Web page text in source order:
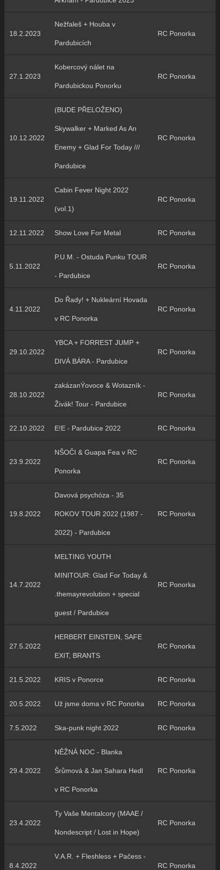
18.2.2023
Nežfaleš + Houba v
Pardubicích
RC Ponorka
27.1.2023
Kobercový nálet na
Pardubickou Ponorku
RC Ponorka
10.12.2022
(BUDE PŘELOŽENO)
Skywalker + Marked As An
Enemy + Glad For Today ///
Pardubice
RC Ponorka
19.11.2022
Cabin Fever Night 2022
(vol.1)
RC Ponorka
12.11.2022 Show Love For Metal RC Ponorka
5.11.2022
P.U.M. - Ostuda Punku TOUR
- Pardubice
RC Ponorka
4.11.2022
Do Řady! + Nukleární Hovada
v RC Ponorka
RC Ponorka
29.10.2022
YBCA + FORREST JUMP +
DIVÁ BÁRA - Pardubice
RC Ponorka
28.10.2022
zakázanÝovoce & Wotazník -
Živák! Tour - Pardubice
RC Ponorka
22.10.2022 E!E - Pardubice 2022 RC Ponorka
23.9.2022
NŠOČI & Guapa Fea v RC
Ponorka
RC Ponorka
19.8.2022
Davová psychóza - 35
ROKOV TOUR 2022 (1987 -
2022) - Pardubice
RC Ponorka
14.7.2022
MELTING YOUTH
MINITOUR: Glad For Today &
.themayrevolution + special
guest / Pardubice
RC Ponorka
27.5.2022
HERBERT EINSTEIN, SAFE
EXIT, BRANTS
RC Ponorka
21.5.2022 KRIS v Ponorce RC Ponorka
20.5.2022 Už jsme doma v RC Ponorka RC Ponorka
7.5.2022 Ska-punk night 2022 RC Ponorka
29.4.2022
NĚŽNÁ NOC - Blanka
Šrůmová & Jan Sahara Hedl
v RC Ponorka
RC Ponorka
23.4.2022
Ty Vaše Mentalcory (MAAE /
Nondescript / Lost in Hope)
RC Ponorka
8.4.2022
V.A.R. + Fleshless + Pačess -
RC Ponorka